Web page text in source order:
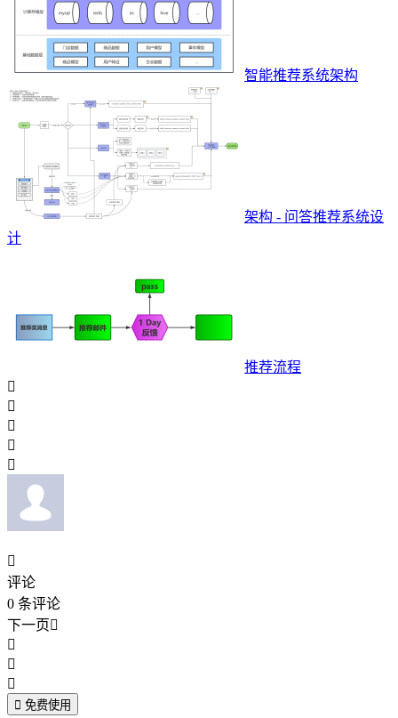
智能推荐系统架构
架构 - 问答推荐系统设
计
推荐流程






评论
0 条评论
下一页



 免费使用